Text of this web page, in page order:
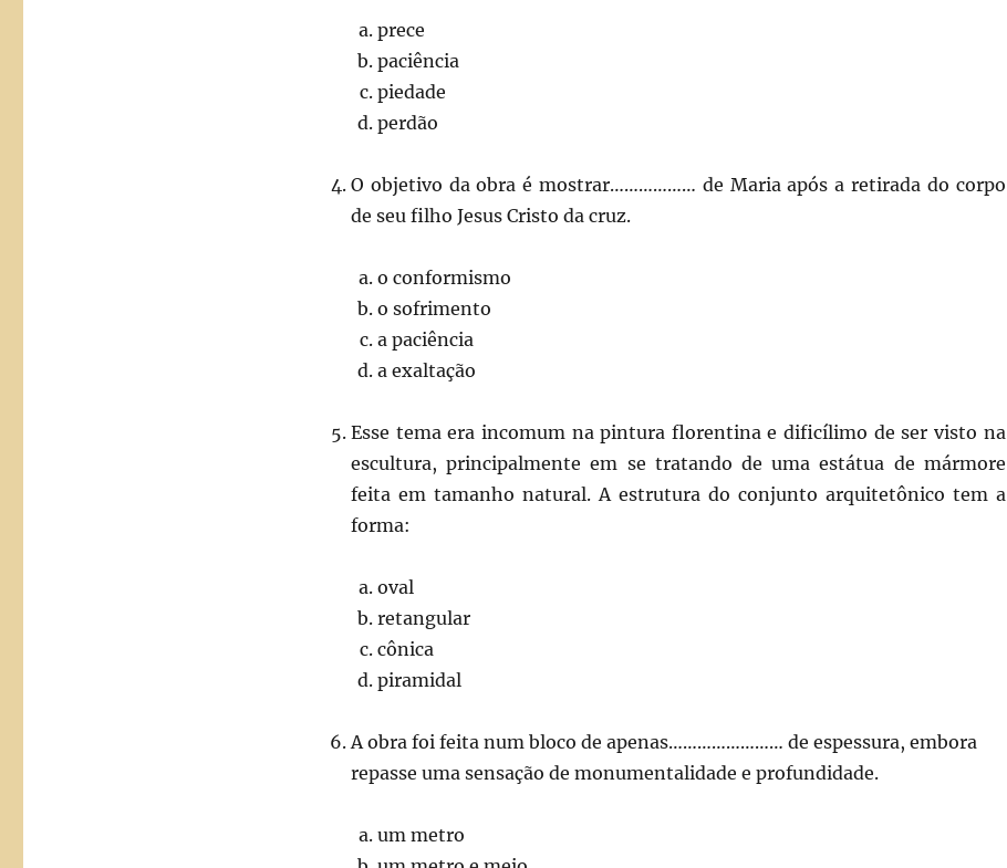
prece
paciência
piedade
perdão
O objetivo da obra é mostrar……………… de Maria após a retirada do corpo
de seu filho Jesus Cristo da cruz.
o conformismo
o sofrimento
a paciência
a exaltação
Esse tema era incomum na pintura florentina e dificílimo de ser visto na
escultura, principalmente em se tratando de uma estátua de mármore
feita em tamanho natural. A estrutura do conjunto arquitetônico tem a
forma:
oval
retangular
cônica
piramidal
A obra foi feita num bloco de apenas…………………… de espessura, embora
repasse uma sensação de monumentalidade e profundidade.
um metro